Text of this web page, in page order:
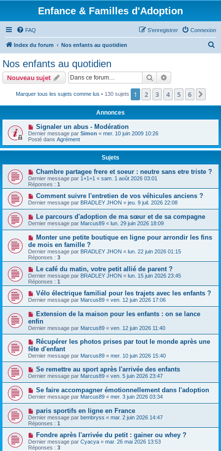
Enfance & Familles d'Adoption
FAQ Connexion
S’enregistrer
Index du forum Nos enfants au quotidien
r
Nos enfants au quotidien
Nouveau sujet Rechercher
Marquer tous les sujets comme lus • 130 sujets 1 2 3 4 5 6
Annonces
Signaler un abus - Modération
Dernier message par Simon « mer. 10 juin 2009 10:26
Posté dans Agrément
Sujets
Chambre partagee frere et soeur : neutre sans etre triste ?
Dernier message par 1+1+1 « sam. 1 août 2026 03:01
Réponses : 1
Comment suivre l'entretien de vos véhicules anciens ?
Dernier message par BRADLEY JHON « jeu. 9 juil. 2026 22:08
Le parcours d'adoption de ma sœur et de sa compagne
Dernier message par Marcus89 « lun. 29 juin 2026 18:09
Monter une petite boutique en ligne pour arrondir les fins
de mois en famille ?
Dernier message par BRADLEY JHON « lun. 22 juin 2026 01:15
Réponses : 3
Le café du matin, votre petit allié de parent ?
Dernier message par BRADLEY JHON « lun. 15 juin 2026 23:45
Réponses : 1
Vélo électrique familial pour les trajets avec les enfants ?
Dernier message par Marcus89 « ven. 12 juin 2026 17:06
Extension de la maison pour les enfants : on se lance
enfin
Dernier message par Marcus89 « ven. 12 juin 2026 11:40
Récupérer les photos prises par tout le monde après une
fête d'enfant
Dernier message par Marcus89 « mer. 10 juin 2026 15:40
Se remettre au sport après l'arrivée des enfants
Dernier message par Marcus89 « ven. 5 juin 2026 23:47
Se faire accompagner émotionnellement dans l'adoption
Dernier message par Marcus89 « mer. 3 juin 2026 03:34
paris sportifs en ligne en France
Dernier message par bembryss « mar. 2 juin 2026 14:47
Réponses : 1
Fondre après l'arrivée du petit : gainer ou whey ?
Dernier message par Cyacya « mar. 26 mai 2026 13:53
Réponses : 3